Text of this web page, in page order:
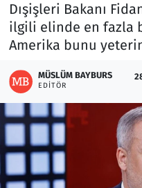
Dışişleri Bakanı
ilgili elinde en fazla
Amerika bunu
MÜSLÜM BAYBURS
EDITÖR
Lezzet Durağı
Memur ve Kamu
Otomobil
Oyun